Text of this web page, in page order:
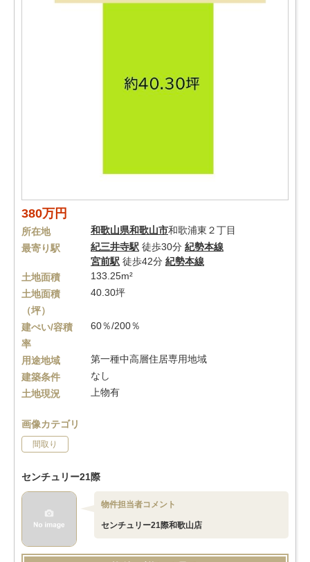
380万円
所在地 和歌山県和歌山市和歌浦東２丁目
最寄り駅
紀三井寺駅 徒歩30分 紀勢本線
宮前駅 徒歩42分 紀勢本線
土地面積
133.25m²
土地面積
（坪）
40.30坪
建ぺい/容積
率
60％/200％
用途地域
第一種中高層住居専用地域
建築条件
なし
土地現況
上物有
画像カテゴリ
間取り
センチュリー21際
物件担当者コメント
センチュリー21際和歌山店